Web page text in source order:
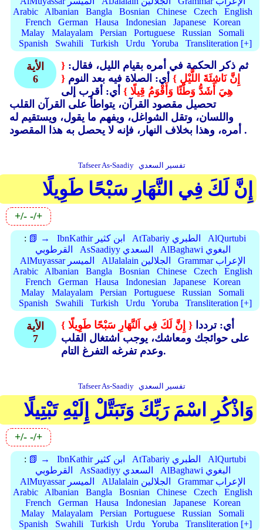
Arabic
Albanian Bangla Bosnian Chinese Czech
English
French
German Hausa Indonesian Japanese
Korean
Malay
Malayalam Persian Portuguese Russian
Somali
Spanish
Swahili Turkish Urdu Yoruba Transliteration [+]
الأية
6
ثم ذكر الحكمة في أمره بقيام الليل، فقال: {
إِنَّ نَاشِئَةَ اللَّيْلِ } أي: الصلاة فيه بعد النوم {
هِيَ أَشَدُّ وَطْئًا وَأَقْوَمُ قِيلًا } أي: أقرب إلى
تحصيل مقصود القرآن، يتواطأ على القرآن القلب
واللسان، وتقل الشواغل، ويفهم ما يقول، ويستقيم له
أمره، وهذا بخلاف النهار، فإنه لا يحصل به هذا المقصود .
Tafseer As-Saadiy تفسير السعدي
إِنَّ لَكَ فِي النَّهَارِ سَبْحًا طَوِيلًا
+/- -/+
: 📗 → IbnKathir ابن كثير AtTabariy الطبري
AlQurtubi
القرطوبي
AsSaadiyy السعدي
AlBaghawi البغوي
AlMuyassar الميسر
AlJalalain الجلالين
Grammar الإعراب
Arabic
Albanian Bangla Bosnian Chinese Czech
English
French
German Hausa Indonesian Japanese
Korean
Malay
Malayalam Persian Portuguese Russian
Somali
Spanish
Swahili Turkish Urdu Yoruba Transliteration [+]
الأية
7
{ إِنَّ لَكَ فِي اَلنَّهَارِ سَبْحًا طَوِيلًا }
على حوائجك ومعاشك، يوجب اشتغال القلب
وعدم تفرغه التفرغ التام.
Tafseer As-Saadiy تفسير السعدي
وَاذْكُرِ اسْمَ رَبِّكَ وَتَبَتَّلْ إِلَيْهِ تَبْتِيلًا
+/- -/+
: 📗 → IbnKathir ابن كثير AtTabariy الطبري
AlQurtubi
القرطوبي
AsSaadiyy السعدي
AlBaghawi البغوي
AlMuyassar الميسر
AlJalalain الجلالين
Grammar الإعراب
Arabic
Albanian Bangla Bosnian Chinese Czech
English
French
German Hausa Indonesian Japanese
Korean
Malay
Malayalam Persian Portuguese Russian
Somali
Spanish
Swahili Turkish Urdu Yoruba Transliteration [+]